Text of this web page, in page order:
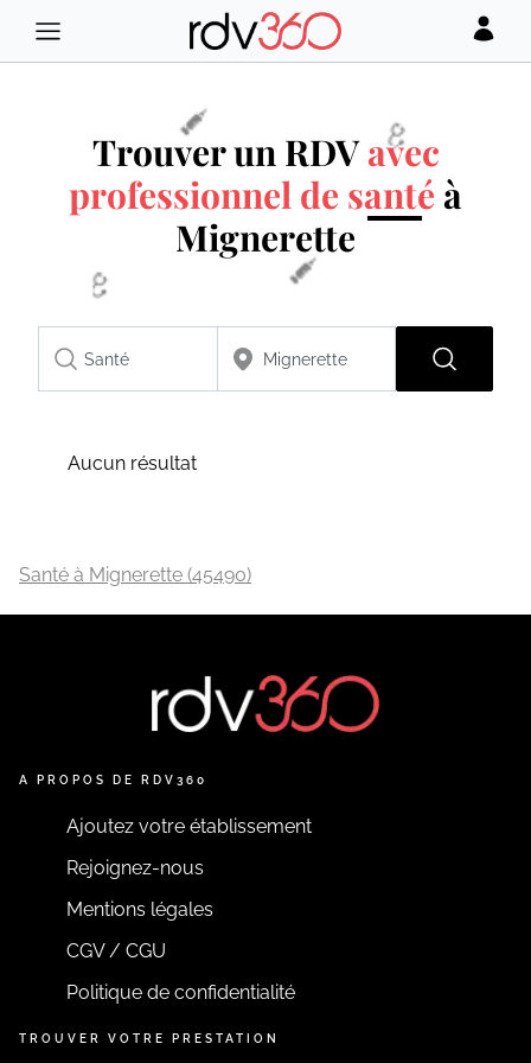
Trouver un RDVavec
professionnel de santé à
Mignerette
Aucun résultat
Santé à Mignerette (45490)
A PROPOS DE RDV360
Ajoutez votre établissement
Rejoignez-nous
Mentions légales
CGV / CGU
Politique de confidentialité
TROUVER VOTRE PRESTATION